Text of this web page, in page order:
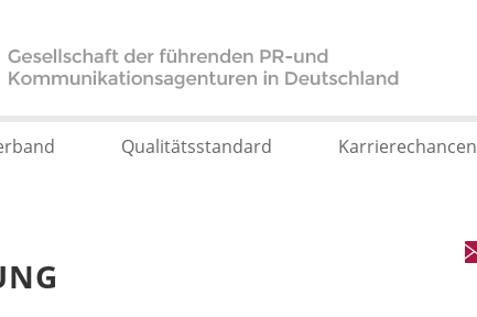
Qualitätsstandard Karrierechancen